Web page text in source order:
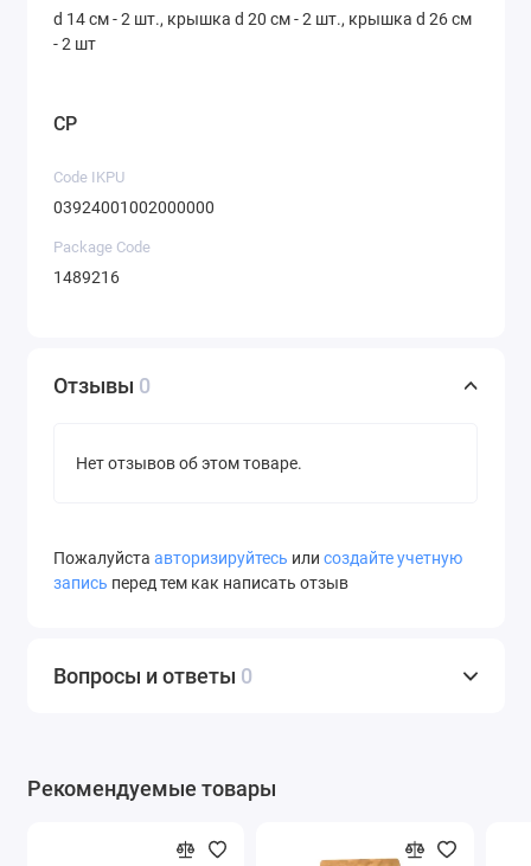
d 14 см - 2 шт., крышка d 20 см - 2 шт., крышка d 26 см
- 2 шт
CP
Code IKPU
03924001002000000
Package Code
1489216
Отзывы 0
Нет отзывов об этом товаре.
Пожалуйста авторизируйтесь или создайте учетную
запись перед тем как написать отзыв
Вопросы и ответы 0
Рекомендуемые товары